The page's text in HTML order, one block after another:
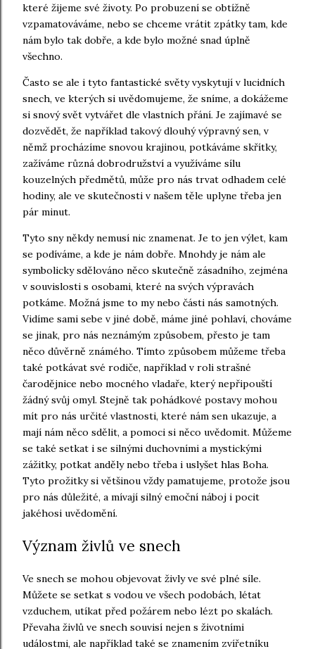
které žijeme své životy. Po probuzení se obtížně
vzpamatováváme, nebo se chceme vrátit zpátky tam, kde
nám bylo tak dobře, a kde bylo možné snad úplně
všechno.
Často se ale i tyto fantastické světy vyskytují v lucidních
snech, ve kterých si uvědomujeme, že sníme, a dokážeme
si snový svět vytvářet dle vlastních přání. Je zajímavé se
dozvědět, že například takový dlouhý výpravný sen, v
němž procházíme snovou krajinou, potkáváme skřítky,
zažíváme různá dobrodružství a využíváme sílu
kouzelných předmětů, může pro nás trvat odhadem celé
hodiny, ale ve skutečnosti v našem těle uplyne třeba jen
pár minut.
Tyto sny někdy nemusí nic znamenat. Je to jen výlet, kam
se podíváme, a kde je nám dobře. Mnohdy je nám ale
symbolicky sdělováno něco skutečně zásadního, zejména
v souvislosti s osobami, které na svých výpravách
potkáme. Možná jsme to my nebo části nás samotných.
Vidíme sami sebe v jiné době, máme jiné pohlaví, chováme
se jinak, pro nás neznámým způsobem, přesto je tam
něco důvěrně známého. Tímto způsobem můžeme třeba
také potkávat své rodiče, například v roli strašné
čarodějnice nebo mocného vladaře, který nepřipouští
žádný svůj omyl. Stejně tak pohádkové postavy mohou
mít pro nás určité vlastnosti, které nám sen ukazuje, a
mají nám něco sdělit, a pomoci si něco uvědomit. Můžeme
se také setkat i se silnými duchovními a mystickými
zážitky, potkat anděly nebo třeba i uslyšet hlas Boha.
Tyto prožitky si většinou vždy pamatujeme, protože jsou
pro nás důležité, a mívají silný emoční náboj i pocit
jakéhosi uvědomění.
Význam živlů ve snech
Ve snech se mohou objevovat živly ve své plné síle.
Můžete se setkat s vodou ve všech podobách, létat
vzduchem, utíkat před požárem nebo lézt po skalách.
Převaha živlů ve snech souvisí nejen s životními
událostmi, ale například také se znamením zvířetníku